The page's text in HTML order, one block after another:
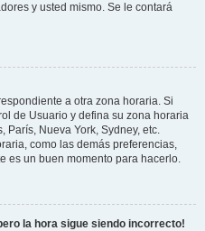
y usted mismo. Se le contará
a otra zona horaria. Si
de Usuario y defina su zona horaria
París, Nueva York, Sydney, etc.
como las demás preferencias,
es un buen momento para hacerlo.
la hora sigue siendo incorrecto!